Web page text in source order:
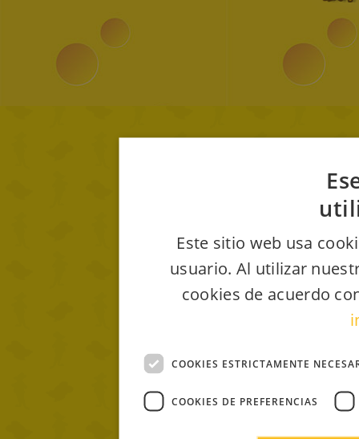
Este sitio web usa
usuario. Al utilizar
cookies de acuerdo
COOKIES ESTRICTAMENTE
COOKIES DE PREFERENCIAS